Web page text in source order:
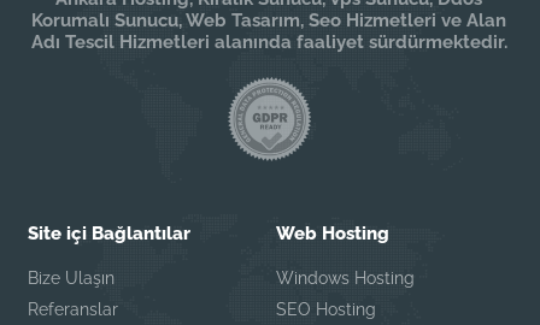
Korumalı Sunucu, Web Tasarım, Seo Hizmetleri ve Alan
Adı Tescil Hizmetleri alanında faaliyet sürdürmektedir.
Site içi Bağlantılar
Bize Ulaşın
Referanslar
Web Hosting
Windows Hosting
SEO Hosting